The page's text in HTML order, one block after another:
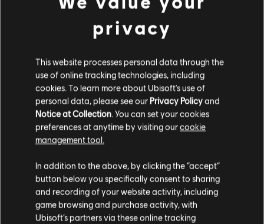
Fórmula, Vol. 2 (Deluxe Edition) [Clean
Inocente
인증된 편곡
베이스 차트 ARCHI
privacy
This website processes personal data through the
use of online tracking technologies, including
cookies. To learn more about Ubisoft's use of
personal data, please see our Privacy Policyand
Notice at Collection . You can set your cookies
preferences at anytime by visiting ourcookie
management tool.
In addition to the above, by clicking the “accept”
button below you specifically consent to sharing
and recording of your website activity, including
game browsing and purchase activity, with
Ubisoft’s partners via these online tracking